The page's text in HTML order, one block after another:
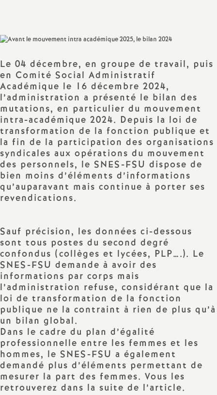
t
i
o
n
a
l
d
s
E
n
s
i
g
Le 04 décembre, en groupe de travail, puis
en Comité Social Administratif
Académique le 16 décembre 2024,
l’administration a présenté le bilan des
mutations, en particulier du mouvement
intra-académique 2024. Depuis la loi de
transformation de la fonction publique et
la fin de la participation des organisations
syndicales aux opérations du mouvement
des personnels, le SNES-FSU dispose de
bien moins d’éléments d’informations
qu’auparavant mais continue à porter ses
revendications.
Sauf précision, les données ci-dessous
sont tous postes du second degré
confondus (collèges et lycées, PLP….). Le
SNES-FSU demande à avoir des
informations par corps mais
l’administration refuse, considérant que la
loi de transformation de la fonction
publique ne la contraint à rien de plus qu’à
un bilan global.
Dans le cadre du plan d’égalité
professionnelle entre les femmes et les
hommes, le SNES-FSU a également
demandé plus d’éléments permettant de
mesurer la part des femmes. Vous les
retrouverez dans la suite de l’article.